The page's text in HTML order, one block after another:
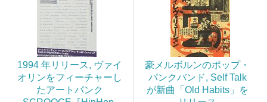
1994 年リリース, ヴァイ
オリンをフィーチャーし
たアートパンク
豪メルボルンのポップ・
パンクバンド, Self Talk
が新曲「Old Habits」を